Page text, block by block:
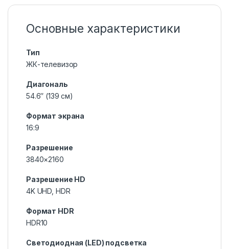
Основные характеристики
Тип
ЖК-телевизор
Диагональ
54.6″ (139 см)
Формат экрана
16:9
Разрешение
3840×2160
Разрешение HD
4K UHD, HDR
Формат HDR
HDR10
Светодиодная (LED) подсветка